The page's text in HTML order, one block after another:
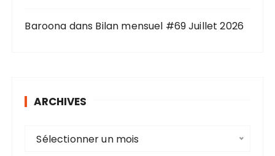
Baroona dans Bilan mensuel #69 Juillet 2026
ARCHIVES
Sélectionner un mois